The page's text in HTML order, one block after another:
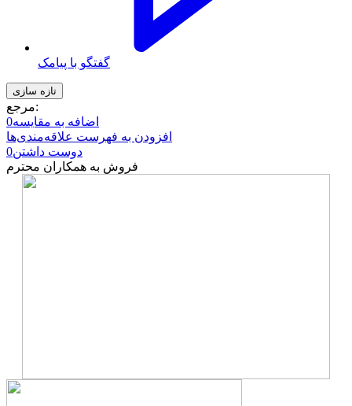
گفتگو با پیامک
مرجع:
اضافه به مقایسه0
افزودن به فهرست علاقه‌مندی‌ها
دوست داشتن0
فروش به همکاران محترم